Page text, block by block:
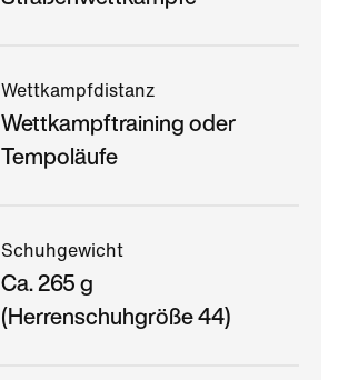
Wettkampfdistanz
Wettkampftraining oder
Tempoläufe
Schuhgewicht
Ca. 265 g
(Herrenschuhgröße 44)